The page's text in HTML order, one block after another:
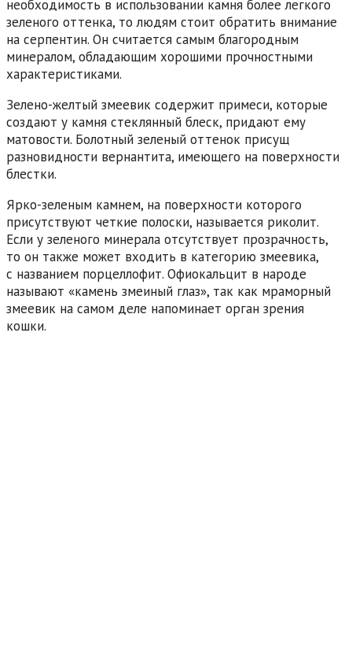
необходимость в использовании камня более легкого
зеленого оттенка, то людям стоит обратить внимание
на серпентин. Он считается самым благородным
минералом, обладающим хорошими прочностными
характеристиками.
Зелено-желтый змеевик содержит примеси, которые
создают у камня стеклянный блеск, придают ему
матовости. Болотный зеленый оттенок присущ
разновидности вернантита, имеющего на поверхности
блестки.
Ярко-зеленым камнем, на поверхности которого
присутствуют четкие полоски, называется риколит.
Если у зеленого минерала отсутствует прозрачность,
то он также может входить в категорию змеевика,
с названием порцеллофит. Офиокальцит в народе
называют «камень змеиный глаз», так как мраморный
змеевик на самом деле напоминает орган зрения
кошки.